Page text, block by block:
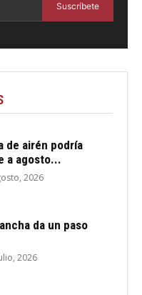
Suscríbete
de airén podría
a agosto...
2026
da un paso
2026